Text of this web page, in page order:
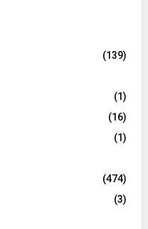
(139)
(1)
(16)
(1)
(474)
(3)